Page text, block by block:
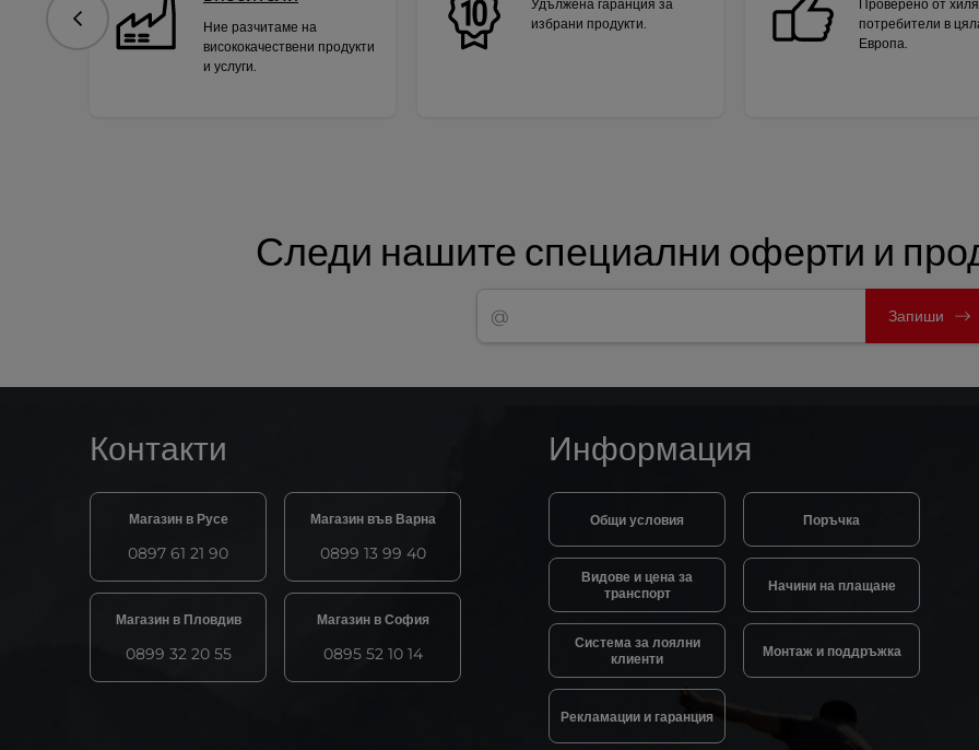
Ние разчитаме на
висококачествени продукти
и услуги.
Удължена гаранция за
избрани продукти.
Проверено от
потребители в
Европа.
Предишна
Следи нашите специални оферти и
Запиши
Контакти
Магазин в Русе
0897 61 21 90
Магазин във Варна
0899 13 99 40
Магазин в Пловдив
0899 32 20 55
Магазин в София
0895 52 10 14
Информация
Общи условия Поръчка
Видове и цена за
транспорт
Начини на плащане
Система за лоялни
клиенти
Монтаж и поддръжка
Рекламации и гаранция